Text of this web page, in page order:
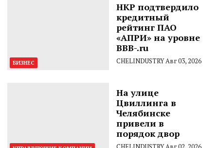
БИЗНЕС
НКР подтвердило
кредитный
рейтинг ПАО
«АПРИ» на уровне
BBB-.ru
CHELINDUSTRYАвг 03, 2026
На улице
Цвиллинга в
Челябинске
привели в
порядок двор